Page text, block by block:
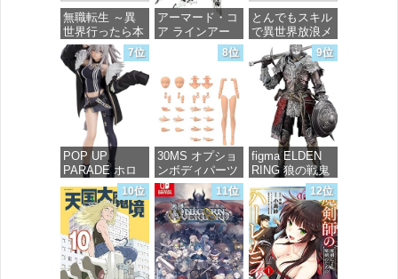
価格：¥13,756
価格：¥4,800
無職転生 ～異
世界行ったら本
気だす～ 20
(MFコミック
ス フラッパー
シリーズ)
価格：¥748
アーマード・コ
ア ラインアー
ク ホワイト・
グリント 全高
約160mm 1/72
スケール プラ
モデル
価格：¥7,367
とんでもスキル
で異世界放浪メ
シ 10 (ガルドコ
ミックス)
価格：¥726
7位
POP UP
PARADE ホロ
ライブプロダク
ション 獅白ぼ
たん ノンスケ
ール プラスチ
ック製 塗装済
み完成品フィギ
ュア
8位
30MS オプショ
ンボディパーツ
アームパーツ&
レッグパーツ
[カラーC] 色分
け済みプラモデ
ル
価格：¥1,949
9位
figma ELDEN
RING 狼の戦鬼
ノンスケール
プラスチック製
塗装済み可動フ
ィギュア
価格：¥13,115
10位 11位 12位